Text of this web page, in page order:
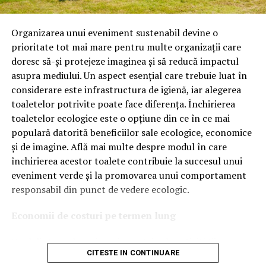
Astăzi, brandul este apreciat în special pentru
tehnologiile proprii și pentru numărul mare de aprobări
OEM.
Ce înseamnă Ravenol VMP?
DenumireaVMPidentifică o gamă de uleiuri dezvoltate
pentru motoare moderne care necesită performanțe
ridicate și compatibilitate cu numeroase specificații ale
constructorilor auto.
Acest produs este destinat în special motoarelor
moderne pe benzină și diesel, inclusiv celor echipate cu:
catalizatoare moderne;
sisteme Start-Stop.
Organizarea unui eveniment sustenabil devine o
prioritate tot mai mare pentru multe organizații care
doresc să-și protejeze imaginea și să reducă impactul
asupra mediului. Un aspect esențial care trebuie luat în
considerare este infrastructura de igienă, iar alegerea
toaletelor potrivite poate face diferența. Închirierea
toaletelor ecologice este o opțiune din ce în ce mai
populară datorită beneficiilor sale ecologice, economice
și de imagine. Află mai multe despre modul în care
închirierea acestor toalete contribuie la succesul unui
eveniment verde și la promovarea unui comportament
responsabil din punct de vedere ecologic.
Economii de costuri pe termen lung
Unul dintre cele mai mari avantaje ale activității
închiriere toalete ecologiceeste economia de costuri.
CITESTE IN CONTINUARE